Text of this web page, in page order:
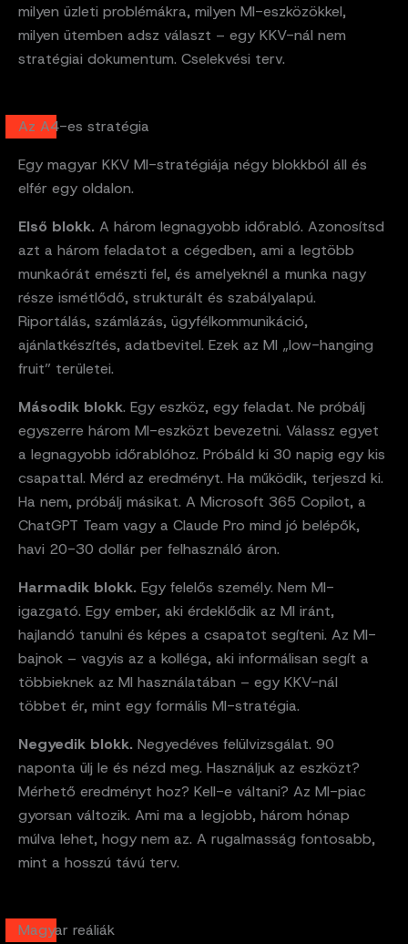
milyen üzleti problémákra, milyen MI-eszközökkel,
milyen ütemben adsz választ – egy KKV-nál nem
stratégiai dokumentum. Cselekvési terv.
Az A4-es stratégia
Egy magyar KKV MI-stratégiája négy blokkból áll és
elfér egy oldalon.
Első blokk. A három legnagyobb időrabló. Azonosítsd
azt a három feladatot a cégedben, ami a legtöbb
munkaórát emészti fel, és amelyeknél a munka nagy
része ismétlődő, strukturált és szabályalapú.
Riportálás, számlázás, ügyfélkommunikáció,
ajánlatkészítés, adatbevitel. Ezek az MI „low-hanging
fruit” területei.
Második blokk. Egy eszköz, egy feladat. Ne próbálj
egyszerre három MI-eszközt bevezetni. Válassz egyet
a legnagyobb időrablóhoz. Próbáld ki 30 napig egy kis
csapattal. Mérd az eredményt. Ha működik, terjeszd ki.
Ha nem, próbálj másikat. A Microsoft 365 Copilot, a
ChatGPT Team vagy a Claude Pro mind jó belépők,
havi 20-30 dollár per felhasználó áron.
Harmadik blokk. Egy felelős személy. Nem MI-
igazgató. Egy ember, aki érdeklődik az MI iránt,
hajlandó tanulni és képes a csapatot segíteni. Az MI-
bajnok – vagyis az a kolléga, aki informálisan segít a
többieknek az MI használatában – egy KKV-nál
többet ér, mint egy formális MI-stratégia.
Negyedik blokk. Negyedéves felülvizsgálat. 90
naponta ülj le és nézd meg. Használjuk az eszközt?
Mérhető eredményt hoz? Kell-e váltani? Az MI-piac
gyorsan változik. Ami ma a legjobb, három hónap
múlva lehet, hogy nem az. A rugalmasság fontosabb,
mint a hosszú távú terv.
Magyar reáliák